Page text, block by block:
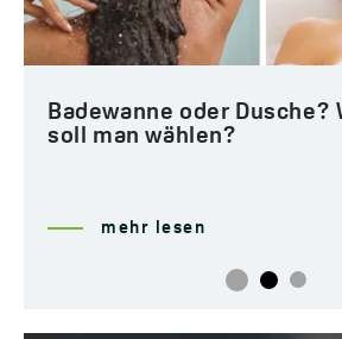
Badewanne oder Dusche?
soll man wählen?
mehr lesen